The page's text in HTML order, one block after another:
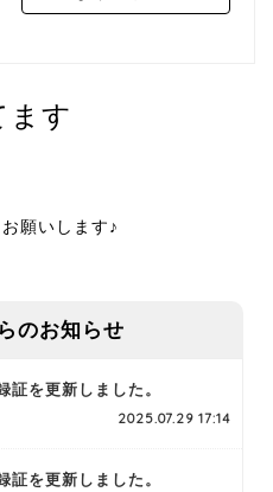
ます
願いします♪
のお知らせ
証を更新しました。
2025.07.29 17:14
証を更新しました。